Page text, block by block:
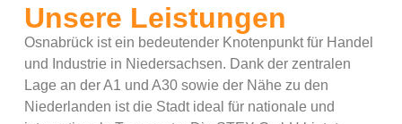
Unsere Leistungen
Osnabrück ist ein bedeutender Knotenpunkt für Handel
und Industrie in Niedersachsen. Dank der zentralen
Lage an der A1 und A30 sowie der Nähe zu den
Niederlanden ist die Stadt ideal für nationale und